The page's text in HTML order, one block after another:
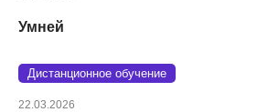
Умней
Дистанционное обучение
22.03.2026